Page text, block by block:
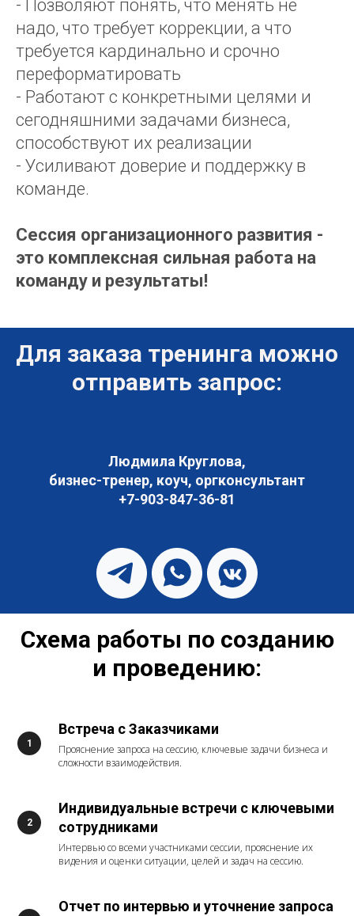
- Позволяют понять, что менять не
надо, что требует коррекции, а что
требуется кардинально и срочно
переформатировать
- Работают с конкретными целями и
сегодняшними задачами бизнеса,
способствуют их реализации
- Усиливают доверие и поддержку в
команде.
Сессия организационного развития -
это комплексная сильная работа на
команду и результаты!
Для заказа тренинга можно
отправить запрос:
Людмила Круглова,
бизнес-тренер, коуч, оргконсультант
+7-903-847-36-81
Схема работы по созданию
и проведению:
Встреча с Заказчиками
Прояснение запроса на сессию, ключевые задачи бизнеса и
сложности взаимодействия.
Индивидуальные встречи с ключевыми
сотрудниками
Интервью со всеми участниками сессии, прояснение их
видения и оценки ситуации, целей и задач на сессию.
Отчет по интервью и уточнение запроса